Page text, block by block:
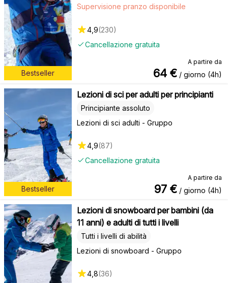
Bestseller
Cancellazione gratuita
Supervisione pranzo disponibile
4,9(230)
A partire da
64 € / giorno (4h)
Bestseller
Lezioni di sci per adulti per principianti
Lezioni di sci adulti - Gruppo
Principiante assoluto
Cancellazione gratuita
4,9(87)
A partire da
97 € / giorno (4h)
Lezioni di snowboard per bambini (da
11 anni) e adulti di tutti i livelli
Lezioni di snowboard - Gruppo
Tutti i livelli di abilità
4,8(36)